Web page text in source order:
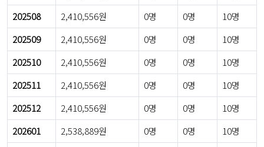
202508
2,410,556원 0명 0명
10명
202509
2,410,556원 0명 0명
10명
202510
2,410,556원 0명 0명
10명
202511
2,410,556원 0명 0명
10명
202512
2,410,556원 0명 0명
10명
202601
2,538,889원 0명 0명
10명